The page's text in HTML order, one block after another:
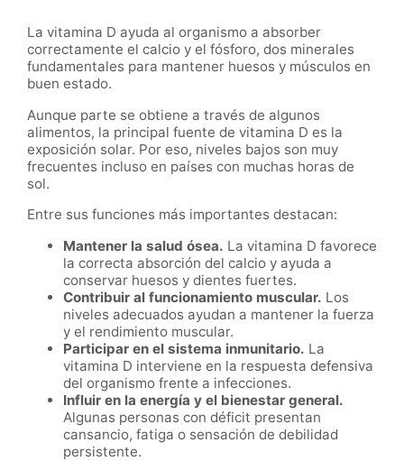
La vitamina D ayuda al organismo a absorber
correctamente el calcio y el fósforo, dos minerales
fundamentales para mantener huesos y músculos en
buen estado.
Aunque parte se obtiene a través de algunos
alimentos, la principal fuente de vitamina D es la
exposición solar. Por eso, niveles bajos son muy
frecuentes incluso en países con muchas horas de
sol.
Entre sus funciones más importantes destacan:
Mantener la salud ósea. La vitamina D favorece
la correcta absorción del calcio y ayuda a
conservar huesos y dientes fuertes.
Contribuir al funcionamiento muscular. Los
niveles adecuados ayudan a mantener la fuerza
y el rendimiento muscular.
Participar en el sistema inmunitario. La
vitamina D interviene en la respuesta defensiva
del organismo frente a infecciones.
Influir en la energía y el bienestar general.
Algunas personas con déficit presentan
cansancio, fatiga o sensación de debilidad
persistente.